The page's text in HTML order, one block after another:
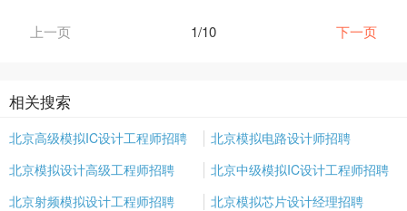
上一页 1/10 下一页
相关搜索
北京高级模拟IC设计工程师招聘
北京模拟电路设计师招聘
北京模拟设计高级工程师招聘
北京中级模拟IC设计工程师招聘
北京射频模拟设计工程师招聘
北京模拟芯片设计经理招聘